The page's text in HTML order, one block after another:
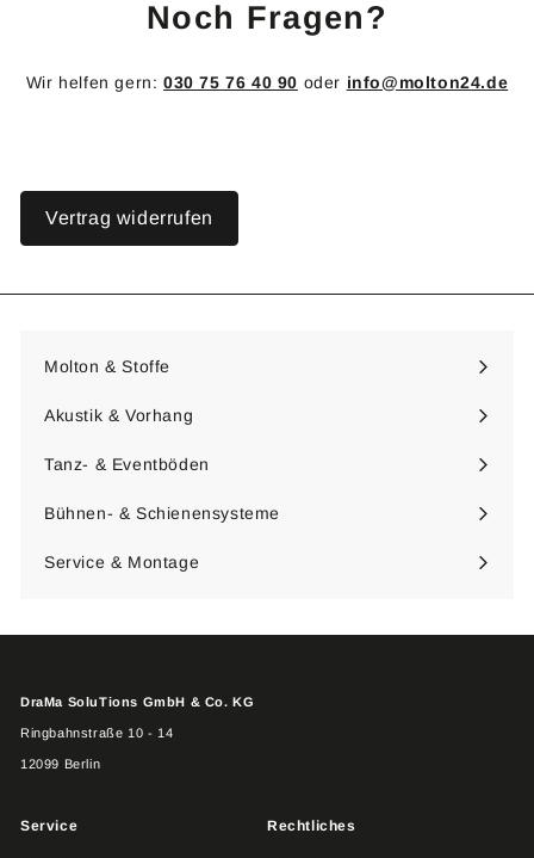
Noch Fragen?
Wir helfen gern: 030 75 76 40 90 oder info@molton24.de
Vertrag widerrufen
Molton & Stoffe
Menü
Akustik & Vorhang
Menü
Tanz- & Eventböden
Menü
Bühnen- & Schienensysteme
Menü
Service & Montage
DraMa SoluTions GmbH & Co. KG
Ringbahnstraße 10 - 14
12099 Berlin
Service Rechtliches